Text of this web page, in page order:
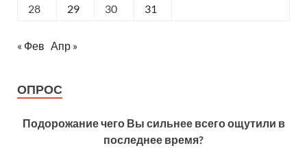
28 29 30 31
« Фев Апр »
ОПРОС
Подорожание чего Вы сильнее всего ощутили в
последнее время?